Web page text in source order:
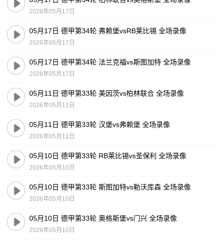
2026年05月17日
05月17日 德甲第34轮 弗赖堡vsRB莱比锡 全场录像
2026年05月17日
05月17日 德甲第34轮 法兰克福vs斯图加特 全场录像
2026年05月17日
05月11日 德甲第33轮 美因茨vs柏林联合 全场录像
2026年05月11日
05月11日 德甲第33轮 汉堡vs弗赖堡 全场录像
2026年05月11日
05月10日 德甲第33轮 RB莱比锡vs圣保利 全场录像
2026年05月10日
05月10日 德甲第33轮 斯图加特vs勒沃库森 全场录像
2026年05月10日
05月10日 德甲第33轮 奥格斯堡vs门兴 全场录像
2026年05月10日